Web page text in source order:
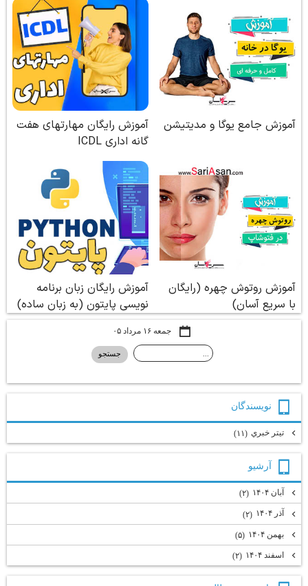
جمعه ۱۶ مرداد ۰۵
نويسندگان
تيتر خبري (۱۱)
آرشيو
آبان ۱۴۰۴ (۲)
آذر ۱۴۰۴ (۲)
بهمن ۱۴۰۴ (۵)
اسفند ۱۴۰۴ (۲)